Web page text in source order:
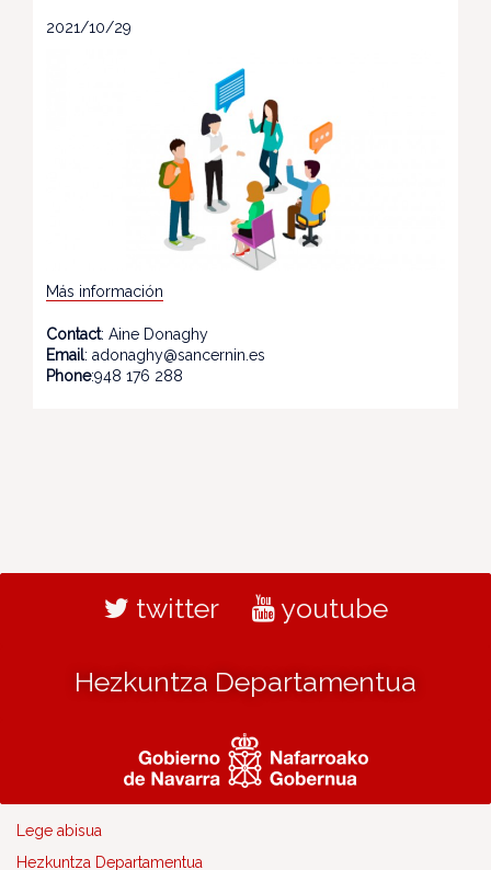
2021/10/29
Más información
Contact: Aine Donaghy
Email: adonaghy@sancernin.es
Phone:948 176 288
twitter youtube
Hezkuntza Departamentua
Lege abisua
Hezkuntza Departamentua